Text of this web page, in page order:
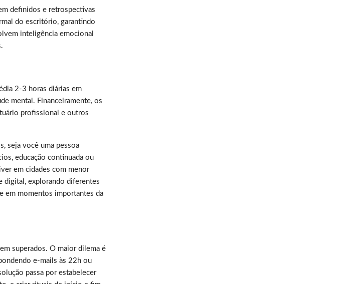
definidos e retrospectivas
do escritório, garantindo
inteligência emocional
2-3 horas diárias em
mental. Financeiramente, os
profissional e outros
seja você uma pessoa
educação continuada ou
em cidades com menor
digital, explorando diferentes
em momentos importantes da
superados. O maior dilema é
e-mails às 22h ou
passa por estabelecer